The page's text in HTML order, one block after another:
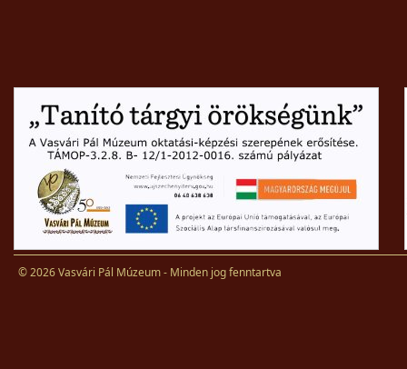
© 2026 Vasvári Pál Múzeum - Minden jog fenntartva